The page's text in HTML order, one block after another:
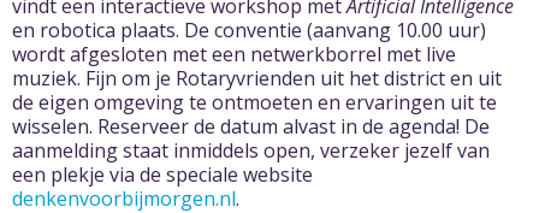
vindt een interactieve workshop metArtificial Intelligence
en robotica plaats. De conventie (aanvang 10.00 uur)
wordt afgesloten met een netwerkborrel met live
muziek. Fijn om je Rotaryvrienden uit het district en uit
de eigen omgeving te ontmoeten en ervaringen uit te
wisselen. Reserveer de datum alvast in de agenda! De
aanmelding staat inmiddels open, verzeker jezelf van
een plekje via de speciale website
denkenvoorbijmorgen.nl.